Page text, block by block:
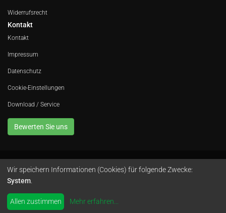
Widerrufsrecht
Kontakt
Kontakt
Impressum
Datenschutz
Cookie-Einstellungen
Download / Service
Bewerten Sie uns
Avola GmbH • In der Fleute 52 • 42389 Wuppertal • Telefon 0202 260 666 0
Instagram
Wir speichern Informationen (Cookies) für folgende Zwecke:
System
Allen zustimmen Mehr erfahren...